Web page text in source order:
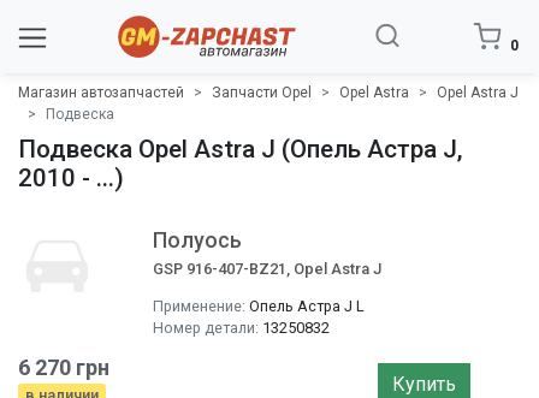
0
Магазин автозапчастей Запчасти Opel Opel Astra
Opel Astra J
Подвеска
Подвеска Opel Astra J (Опель Астра J,
2010 - ...)
Полуось
GSP 916-407-BZ21, Opel Astra J
Применение: Опель Астра J L
Номер детали: 13250832
6 270 грн
Купить